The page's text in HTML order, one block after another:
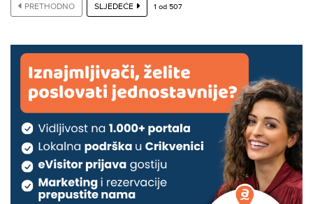
PRETHODNO SLJEDEĆE 1 od 507